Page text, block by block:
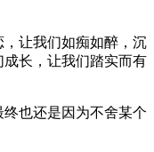
让我们如痴如醉，沉
长，让我们踏实而有
也还是因为不舍某个